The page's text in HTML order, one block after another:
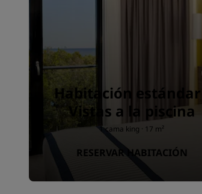
Habitación estándar -
Vistas a la piscina
1 cama king · 17 m²
RESERVAR HABITACIÓN